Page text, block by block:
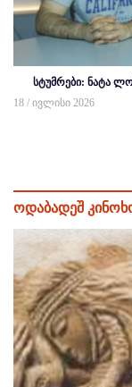
სტუმრები: ნატა
18 / ივლისი 2026
ოდაბადეშ